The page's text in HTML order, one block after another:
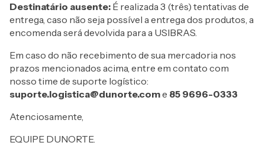
Destinatário ausente: É realizada 3 (três) tentativas de
entrega, caso não seja possível a entrega dos produtos, a
encomenda será devolvida para a USIBRAS.
Em caso do não recebimento de sua mercadoria nos
prazos mencionados acima, entre em contato com
nosso time de suporte logístico:
suporte.logistica@dunorte.come 85 9696-0333
Atenciosamente,
EQUIPE DUNORTE.